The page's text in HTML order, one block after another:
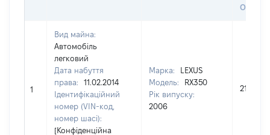
1
Вид майна:
Автомобіль
легковий
Дата набуття
права:
11.02.2014
Ідентифікаційний
номер (VIN-код,
номер шасі):
[Конфіденційна
Марка:
LEXUS
Модель:
RX350
Рік випуску:
2006
215750